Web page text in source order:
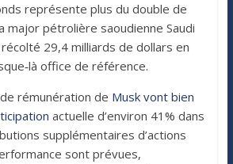
représente plus du double de
major pétrolière saoudienne Saudi
29,4 milliards de dollars en
office de référence.
rémunération de Musk vont bien
actuelle d’environ 41% dans
supplémentaires d’actions
sont prévues,